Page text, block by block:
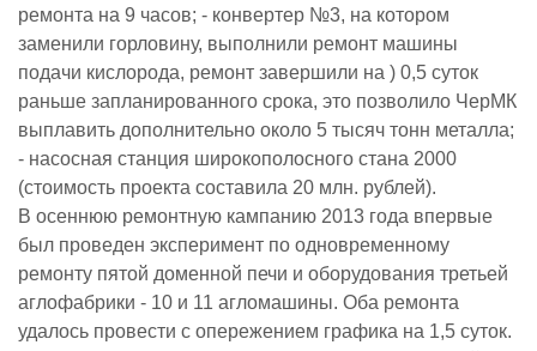
ремонта на 9 часов; - конвертер №3, на котором
заменили горловину, выполнили ремонт машины
подачи кислорода, ремонт завершили на ) 0,5 суток
раньше запланированного срока, это позволило ЧерМК
выплавить дополнительно около 5 тысяч тонн металла;
- насосная станция широкополосного стана 2000
(стоимость проекта составила 20 млн. рублей).
В осеннюю ремонтную кампанию 2013 года впервые
был проведен эксперимент по одновременному
ремонту пятой доменной печи и оборудования третьей
аглофабрики - 10 и 11 агломашины. Оба ремонта
удалось провести с опережением графика на 1,5 суток.